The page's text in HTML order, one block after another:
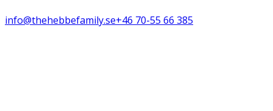
info@thehebbefamily.se+46 70-55 66 385